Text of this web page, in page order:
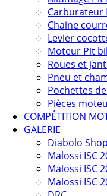
Carburateur
Chaine
Levier
Moteur Pit
Roues et
Pneu et
Pochettes
Pièces
COMPÉTITION
GALERIE
Diabolo Shop
Malossi ISC
Malossi ISC
Malossi ISC